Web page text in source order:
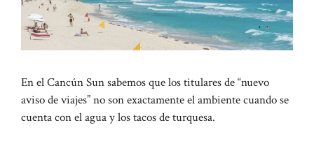
En el Cancún Sun sabemos que los titulares de “nuevo
aviso de viajes” no son exactamente el ambiente cuando se
cuenta con el agua y los tacos de turquesa.